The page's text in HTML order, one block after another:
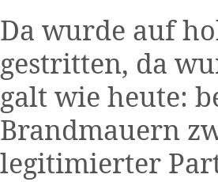
Da wurde auf
gestritten, da
galt wie heute:
Brandmauern
legitimierter